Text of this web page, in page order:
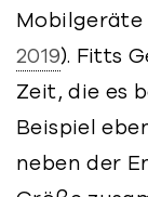
2019). Fitts
Zeit, die es
Beispiel
neben der